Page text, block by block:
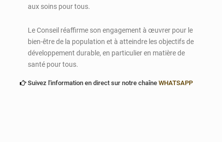
aux soins pour tous.
Le Conseil réaffirme son engagement à œuvrer pour le
bien-être de la population et à atteindre les objectifs de
développement durable, en particulier en matière de
santé pour tous.
Suivez l'information en direct sur notre chaîne WHATSAPP